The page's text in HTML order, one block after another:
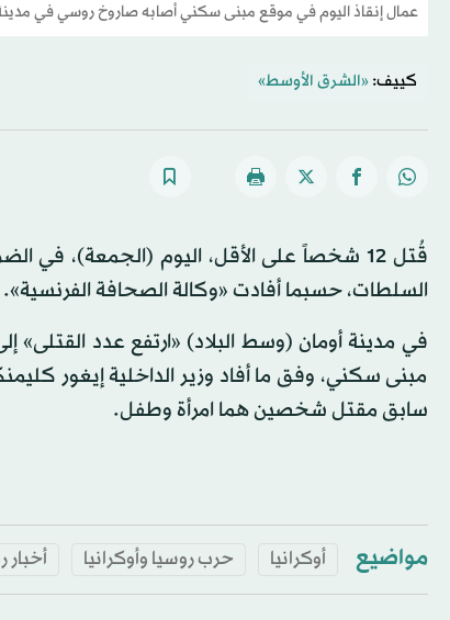
عمال إنقاذ اليوم في موقع مبنى سكني أصابه صاروخ روسي في
كييف: «الشرق الأوسط»
قُتل 12 شخصاً على الأقل، اليوم (الجمعة)، في
السلطات، حسبما أفادت «وكالة الصحافة الفرنسية».
مبنى سكني، وفق ما أفاد وزير الداخلية إيغور
سابق مقتل شخصين هما امرأة وطفل.
مواضيع أوكرانيا حرب روسيا وأوكرانيا أخبار